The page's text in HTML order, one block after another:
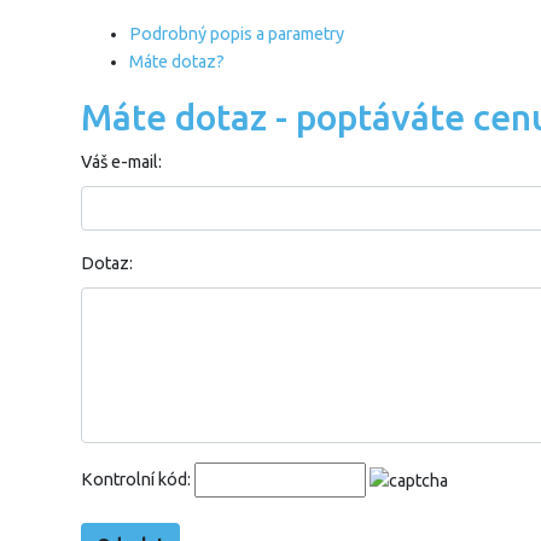
Podrobný popis a parametry
Máte dotaz?
Máte dotaz - poptáváte
Váš e-mail:
Dotaz:
Kontrolní kód: